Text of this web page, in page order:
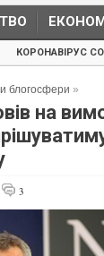
КОРОНАВІРУС
блогосфери »
на
3